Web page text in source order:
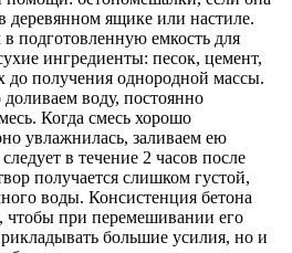
деревянном ящике или настиле.
подготовленную емкость для
ингредиенты: песок, цемент,
получения однородной массы.
воду, постоянно
Когда смесь хорошо
увлажнилась, заливаем ею
в течение 2 часов после
получается слишком густой,
воды. Консистенция бетона
чтобы при перемешивании его
большие усилия, но и